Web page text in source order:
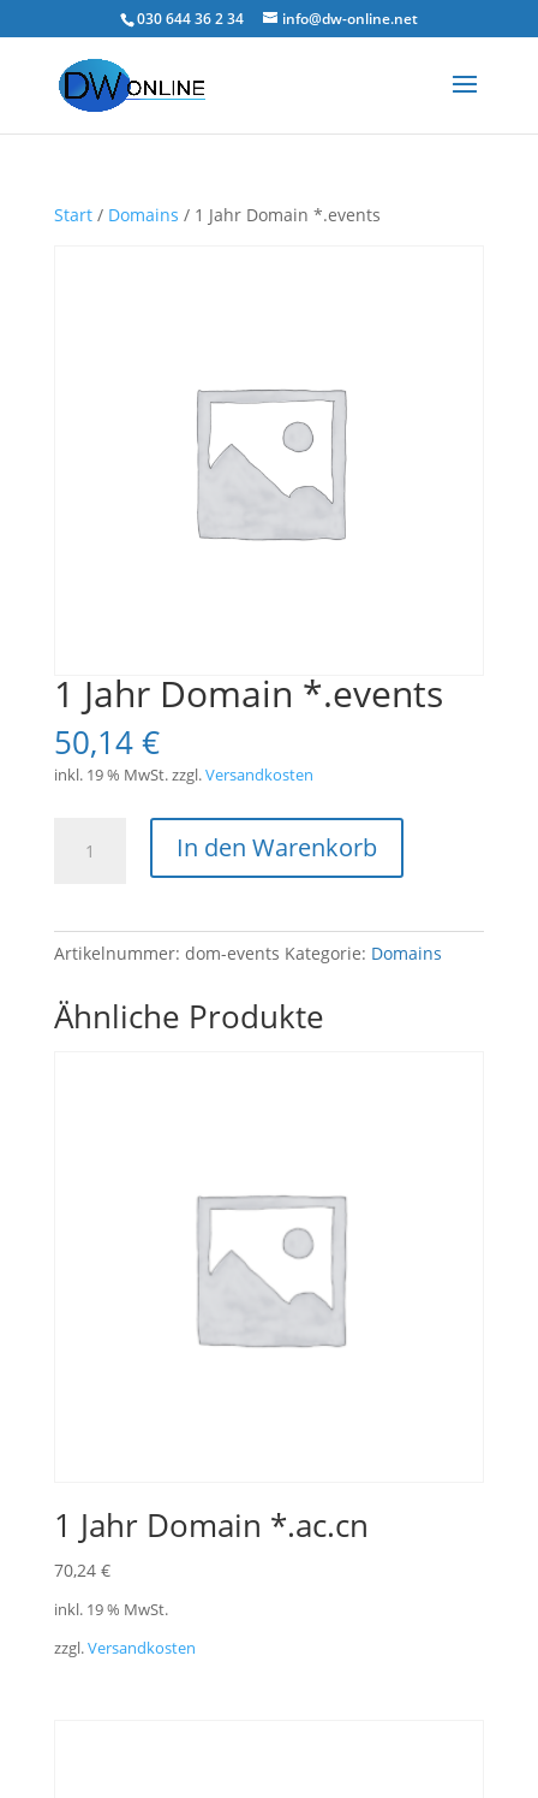
030 644 36 2 34 info@dw-online.net
Start/ Domains / 1 Jahr Domain *.events
1 Jahr Domain *.events
50,14€
inkl. 19 % MwSt.zzgl.Versandkosten
Menge
In den Warenkorb
Artikelnummer: dom-events Kategorie: Domains
Ähnliche Produkte
1 Jahr Domain *.ac.cn
70,24 €
inkl. 19 % MwSt.
zzgl.Versandkosten